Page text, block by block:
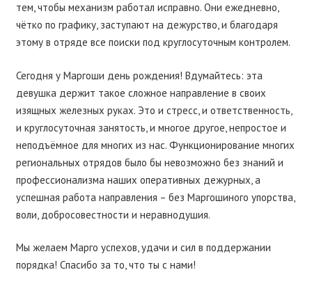
тем, чтобы механизм работал исправно. Они ежедневно,
чëтко по графику, заступают на дежурство, и благодаря
этому в отряде все поиски под круглосуточным контролем.
Сегодня у Маргоши день рождения! Вдумайтесь: эта
девушка держит такое сложное направление в своих
изящных железных руках. Это и стресс, и ответственность,
и круглосуточная занятость, и многое другое, непростое и
неподъёмное для многих из нас. Функционирование многих
региональных отрядов было бы невозможно без знаний и
профессионализма наших оперативных дежурных, а
успешная работа направления – без Маргошиного упорства,
воли, добросовестности и неравнодушия.
Мы желаем Марго успехов, удачи и сил в поддержании
порядка! Спасибо за то, что ты с нами!